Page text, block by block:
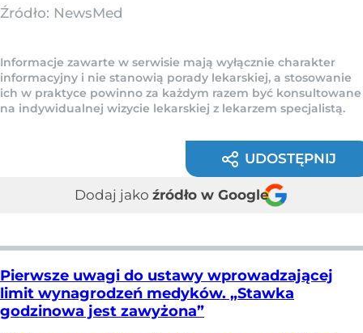
Źródło: NewsMed
Informacje zawarte w serwisie mają wyłącznie charakter
informacyjny i nie stanowią porady lekarskiej, a stosowanie
ich w praktyce powinno za każdym razem być konsultowane
na indywidualnej wizycie lekarskiej z lekarzem specjalistą.
UDOSTĘPNIJ
Dodaj jako źródło w Google
Pierwsze uwagi do ustawy wprowadzającej
limit wynagrodzeń medyków. „Stawka
godzinowa jest zawyżona”